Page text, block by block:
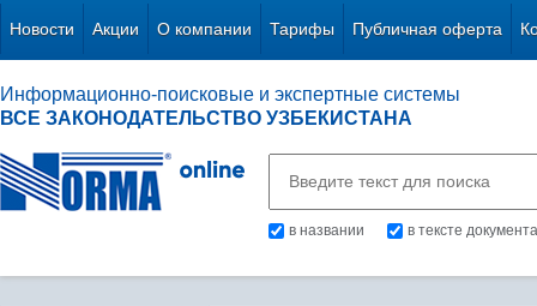
Новости Акции О компании Тарифы Публичная оферта
Информационно-поисковые и экспертные системы
ВСЕ ЗАКОНОДАТЕЛЬСТВО УЗБЕКИСТАНА
в названии в тексте документа